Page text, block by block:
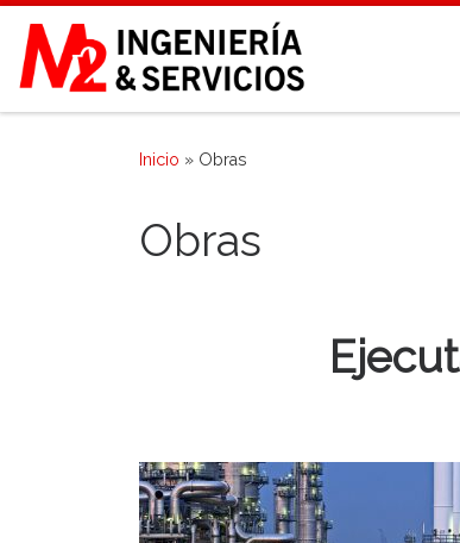
Saltar al contenido
Inicio » Obras
Obras